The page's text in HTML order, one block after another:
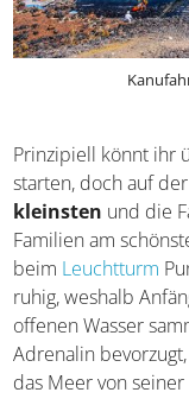
Prinzipiell könnt ihr
starten, doch auf
kleinstenund die
Familien am
beimLeuchtturm
ruhig, weshalb
offenen Wasser
Adrenalin